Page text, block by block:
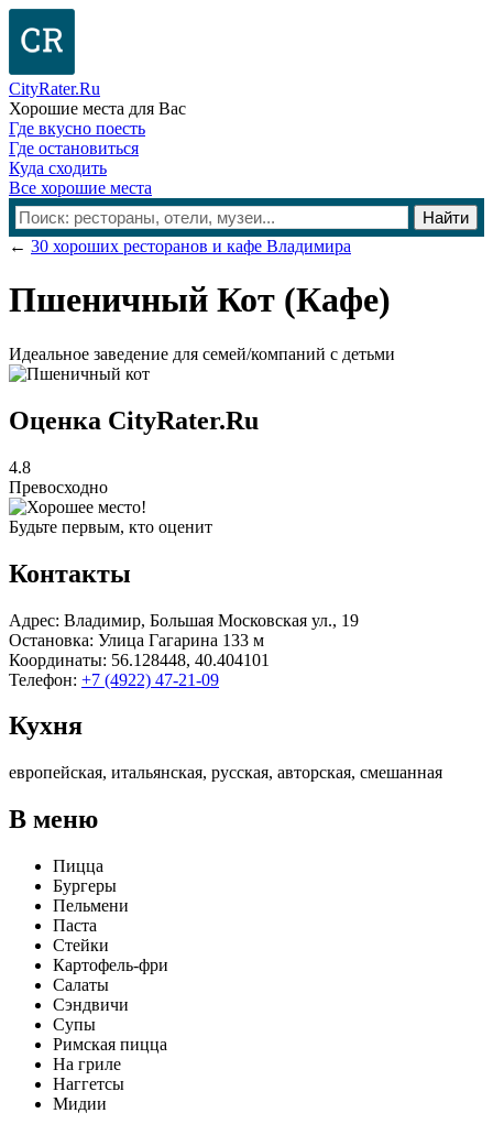
CityRater.Ru
Хорошие места для Вас
Где вкусно поесть
Где остановиться
Куда сходить
Все хорошие места
← 30 хороших ресторанов и кафе Владимира
Пшеничный Кот (Кафе)
Идеальное заведение для семей/компаний с детьми
Оценка CityRater.Ru
4.8
Превосходно
Будьте первым, кто оценит
Контакты
Адрес: Владимир, Большая Московская ул., 19
Остановка: Улица Гагарина 133 м
Координаты: 56.128448, 40.404101
Телефон: +7 (4922) 47-21-09
Кухня
европейская, итальянская, русская, авторская, смешанная
В меню
​Пицца​
Бургеры
​Пельмени​
Паста​
Стейки​
Картофель-фри
​Салаты​
Сэндвичи​
Супы​
Римская пицца
​На гриле​
Наггетсы​
Мидии